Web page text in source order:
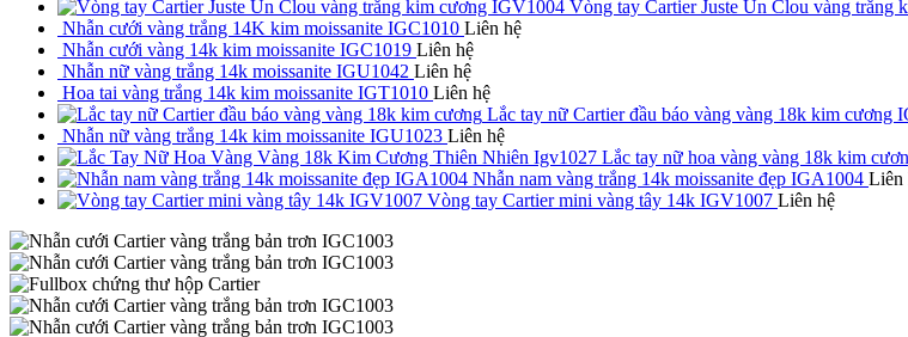
Vòng tay Cartier Juste Un Clou vàng trắng
Nhẫn cưới vàng trắng 14K kim moissanite IGC1010 Liên hệ
Nhẫn cưới vàng 14k kim moissanite IGC1019 Liên hệ
Nhẫn nữ vàng trắng 14k moissanite IGU1042 Liên hệ
Hoa tai vàng trắng 14k kim moissanite IGT1010 Liên hệ
Lắc tay nữ Cartier đầu báo vàng vàng 18k kim cương
Nhẫn nữ vàng trắng 14k kim moissanite IGU1023 Liên hệ
Lắc tay nữ hoa vàng vàng 18k kim
Nhẫn nam vàng trắng 14k moissanite đẹp IGA1004 Liên
Vòng tay Cartier mini vàng tây 14k IGV1007 Liên hệ